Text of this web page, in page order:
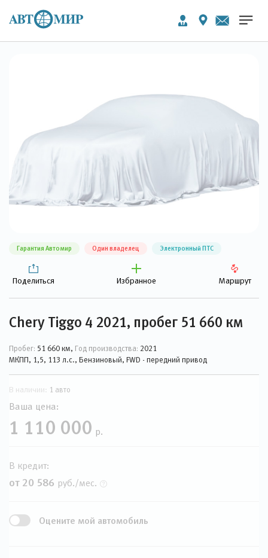
Гарантия Автомир Один владелец Электронный ПТС
Поделиться Избранное Маршрут
Chery Tiggo 4 2021, пробег 51 660 км
Пробег: 51 660 км, Год производства: 2021
МКПП, 1,5, 113 л.с., Бензиновый, FWD - передний привод
В наличии: 1 авто
Ваша цена:
1 110 000 р.
В кредит:
от 20 586 руб./мес.
Оцените мой автомобиль